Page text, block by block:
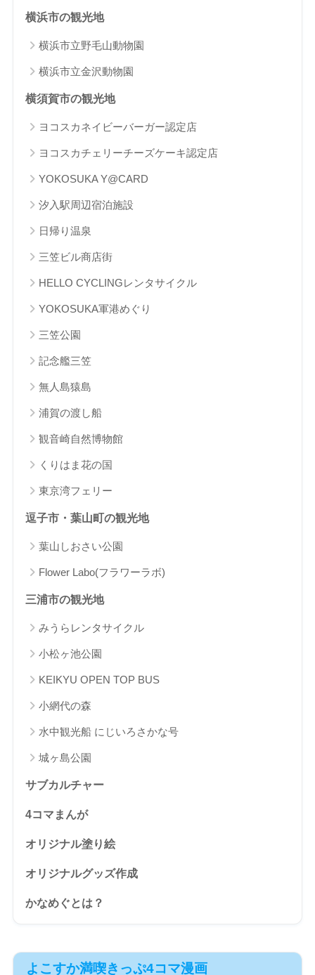
横浜市の観光地
横浜市立野毛山動物園
横浜市立金沢動物園
横須賀市の観光地
ヨコスカネイビーバーガー認定店
ヨコスカチェリーチーズケーキ認定店
YOKOSUKA Y@CARD
汐入駅周辺宿泊施設
日帰り温泉
三笠ビル商店街
HELLO CYCLINGレンタサイクル
YOKOSUKA軍港めぐり
三笠公園
記念艦三笠
無人島猿島
浦賀の渡し船
観音崎自然博物館
くりはま花の国
東京湾フェリー
逗子市・葉山町の観光地
葉山しおさい公園
Flower Labo(フラワーラボ)
三浦市の観光地
みうらレンタサイクル
小松ヶ池公園
KEIKYU OPEN TOP BUS
小網代の森
水中観光船 にじいろさかな号
城ヶ島公園
サブカルチャー
4コマまんが
オリジナル塗り絵
オリジナルグッズ作成
かなめぐとは？
よこすか満喫きっぷ4コマ漫画